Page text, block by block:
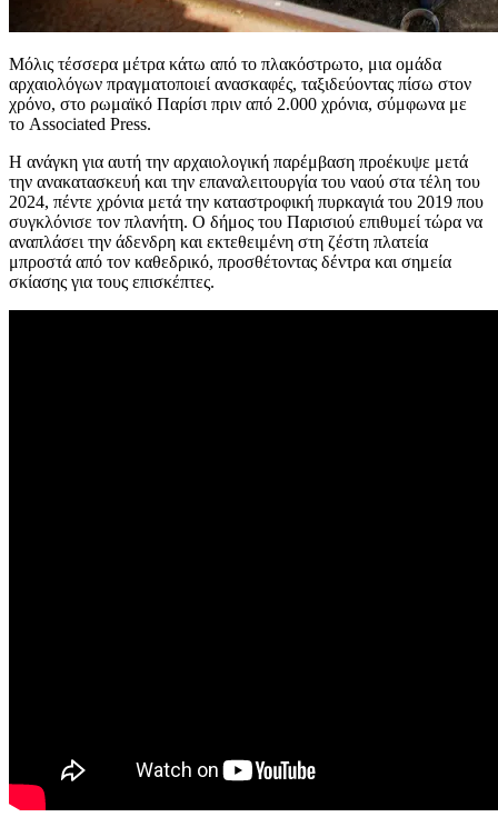
Μόλις τέσσερα μέτρα κάτω από το πλακόστρωτο, μια ομάδα
αρχαιολόγων πραγματοποιεί ανασκαφές, ταξιδεύοντας πίσω στον
χρόνο, στο ρωμαϊκό Παρίσι πριν από 2.000 χρόνια, σύμφωνα με
το Associated Press.
Η ανάγκη για αυτή την αρχαιολογική παρέμβαση προέκυψε μετά
την ανακατασκευή και την επαναλειτουργία του ναού στα τέλη του
2024, πέντε χρόνια μετά την καταστροφική πυρκαγιά του 2019 που
συγκλόνισε τον πλανήτη. Ο δήμος του Παρισιού επιθυμεί τώρα να
αναπλάσει την άδενδρη και εκτεθειμένη στη ζέστη πλατεία
μπροστά από τον καθεδρικό, προσθέτοντας δέντρα και σημεία
σκίασης για τους επισκέπτες.